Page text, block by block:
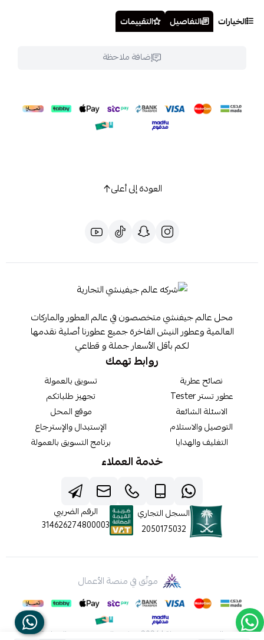
الخيارات التفاصيل التقييمات
إضافة ملاحظة
العودة إلى أعلى
محل عالم جيفنشي متخصصون في عالم العطور والماركات
العالمية وعطور النيش الفاخرة جميع عطورنا أصلية نقدمها
لكم بأقل الأسعار جملة و قطاعي
روابط تهمك
نصائح عطرية
عطور تستر Tester
الاسئلة الشائعة
التوصيل والاستلام
التغليف والهدايا
تسويق بالعمولة
تجهيز طلباتكم
موقع المحل
الإستبدال والإسترجاع
برنامج التسويق بالعمولة
خدمة العملاء
السجل التجاري
2050175032
الرقم الضريبي
314626274800003
موثّق في منصة الأعمال
الحقوق محفوظة | 2026 شركه عالم جيفينشي التجارية